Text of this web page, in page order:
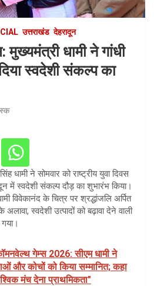
उत्तराखंड देहरादून
मुख्यमंत्री धामी ने गांधी
स्वदेशी संकल्प का
धामी ने सोमवार को राष्ट्रीय युवा दिवस
में स्वदेशी संकल्प दौड़ का शुभारंभ किया।
विवेकानंद के चित्र पर श्रद्धांजलि अर्पित
स्वदेशी उत्पादों को बढ़ावा देने वाली
गेम्स 2026: सीएम धामी ने
और कोचों को किया सम्मानित; कहा
मंच देना प्राथमिकता"